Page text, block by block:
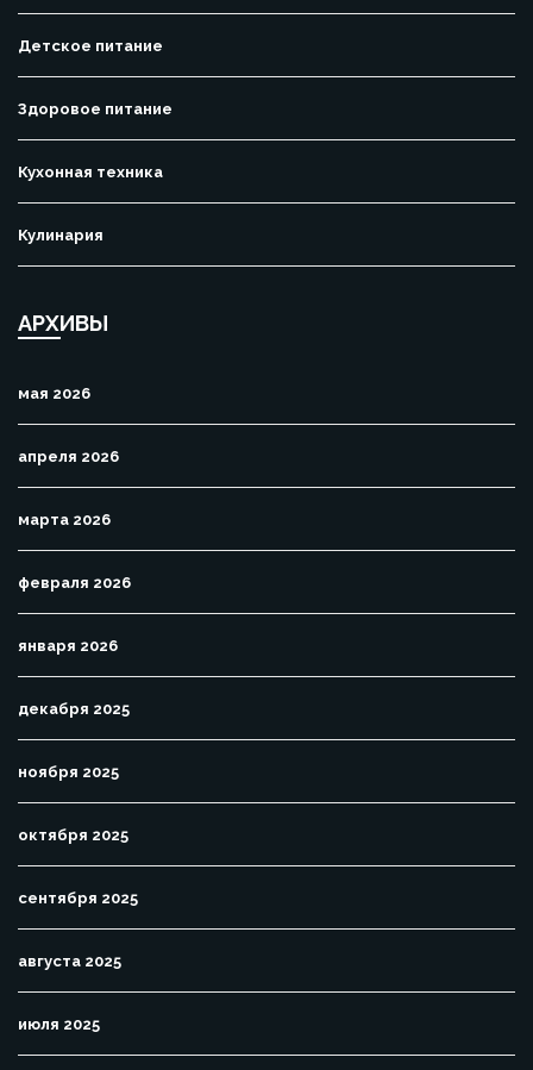
Детское питание
Здоровое питание
Кухонная техника
Кулинария
АРХИВЫ
мая 2026
апреля 2026
марта 2026
февраля 2026
января 2026
декабря 2025
ноября 2025
октября 2025
сентября 2025
августа 2025
июля 2025